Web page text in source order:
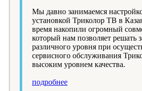
Мы давно занимаемся
установкой Триколор ТВ в
время накопили огромный
который нам позволяет решать
различного уровня при
сервисного обслуживания
высоким уровнем качества.
подробнее